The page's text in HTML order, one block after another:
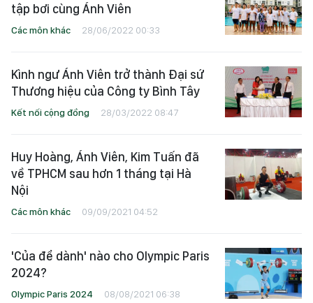
tập bơi cùng Ánh Viên
Các môn khác 28/06/2022 00:33
Kình ngư Ánh Viên trở thành Đại sứ
Thương hiệu của Công ty Bình Tây
Kết nối cộng đồng 28/03/2022 08:47
Huy Hoàng, Ánh Viên, Kim Tuấn đã
về TPHCM sau hơn 1 tháng tại Hà
Nội
Các môn khác 09/09/2021 04:52
'Của để dành' nào cho Olympic Paris
2024?
Olympic Paris 2024 08/08/2021 06:38